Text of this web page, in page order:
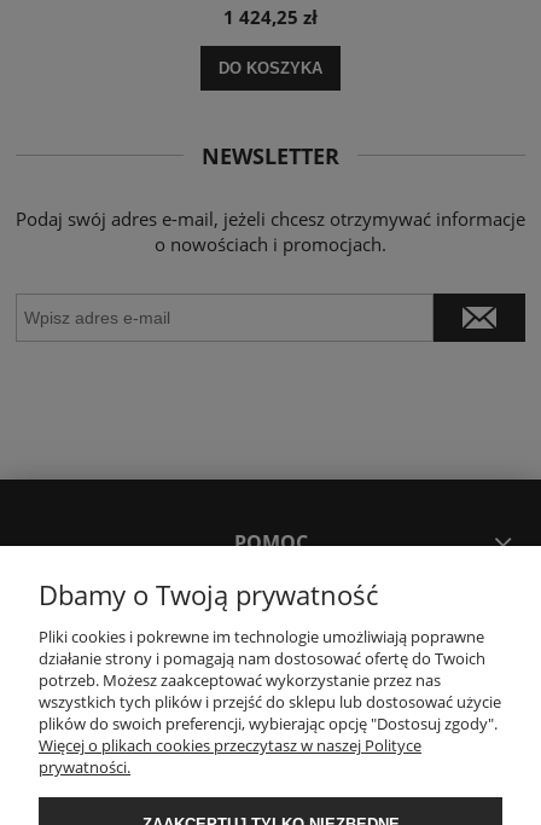
1 424,25 zł
DO KOSZYKA
NEWSLETTER
Podaj swój adres e-mail, jeżeli chcesz otrzymywać informacje
o nowościach i promocjach.
POMOC
MOJE KONTO
PŁATNOŚCI I DOSTAWA
Dbamy o Twoją prywatność
Pliki cookies i pokrewne im technologie umożliwiają poprawne
działanie strony i pomagają nam dostosować ofertę do Twoich
potrzeb. Możesz zaakceptować wykorzystanie przez nas
wszystkich tych plików i przejść do sklepu lub dostosować użycie
plików do swoich preferencji, wybierając opcję "Dostosuj zgody".
Więcej o plikach cookies przeczytasz w naszej Polityce
prywatności.